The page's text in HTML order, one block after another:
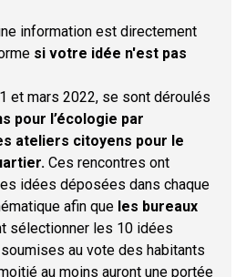
information est directement
si votre idée n'est pas
et mars 2022, se sont déroulés
pour l’écologie par
ateliers citoyens pour le
Ces rencontres ont
idées déposées dans chaque
afin que les bureaux
sélectionner les 10 idées
au vote des habitants
au moins auront une portée